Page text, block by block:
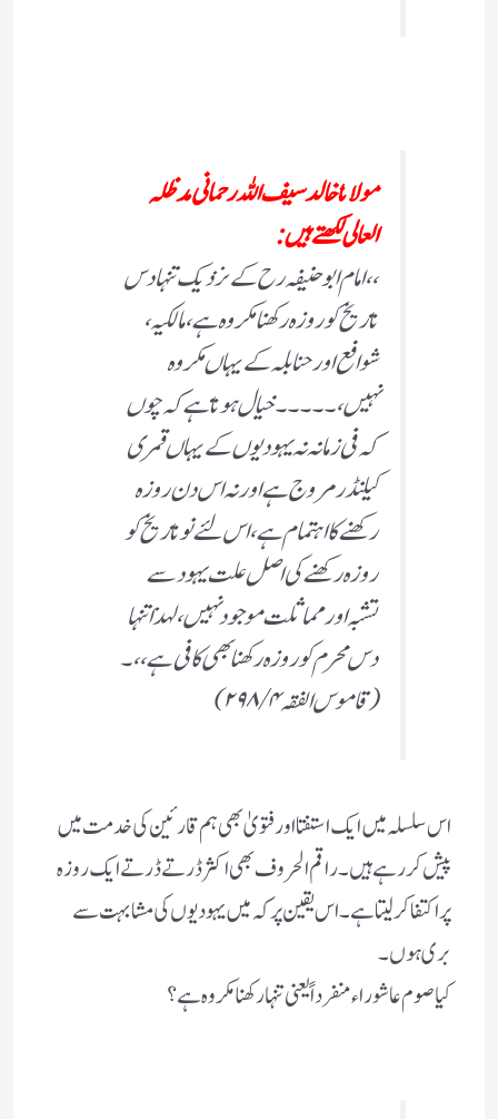
مولانا خالد سیف اللہ رحمانی مدظلہ
العالی لکھتے ہیں:
،،امام ابو حنیفہ رح کے نزدیک تنہا دس
تاریخ کو روزہ رکھنا مکروہ ہے، مالکیہ،
شوافع اور حنابلہ کے یہاں مکروہ
نہیں،۔۔۔۔۔ خیال ہوتا ہے کہ چوں
کہ فی زمانہ نہ یہودیوں کے یہاں قمری
کیلنڈر مروج ہے اور نہ اس دن روزہ
رکھنے کا اہتمام ہے، اس لئے نو تاریخ کو
روزہ رکھنے کی اصل علت یہود سے
تشبہ اور مماثلت موجود نہیں، لہذا تنہا
دس محرم کو روزہ رکھنا بھی کافی ہے،، ۔
(قاموس الفقہ ۴/ ۲۹۸)
اس سلسلہ میں ایک استفتا اور فتویٰ بھی ہم قارئین کی خدمت میں
پیش کر رہے ہیں ۔ راقم الحروف بھی اکثر ڈرتے ڈرتے ایک روزہ
پر اکتفا کر لیتا ہے ۔ اس یقین پر کہ میں یہودیوں کی مشابہت سے
بری ہوں ۔
کیا صوم عاشوراء منفرداً یعنی تنہا رکھنا مکروہ ہے ؟